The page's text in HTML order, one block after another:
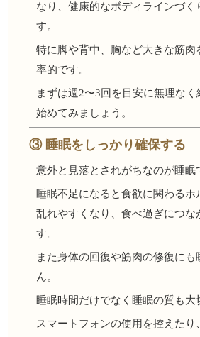
なり、健康的なボディラインづく
す。
特に脚や背中、胸など大きな筋肉
率的です。
まずは週2〜3回を目安に無理なく
始めてみましょう。
③ 睡眠をしっかり確保する
意外と見落とされがちなのが睡眠
睡眠不足になると食欲に関わるホ
乱れやすくなり、食べ過ぎにつな
す。
また身体の回復や筋肉の修復に
ん。
睡眠時間だけでなく睡眠の質も大
スマートフォンの使用を控えたり